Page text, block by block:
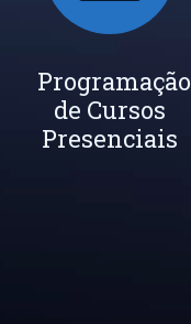
Seja um
Instrutor
Programação
de Cursos
Presenciais